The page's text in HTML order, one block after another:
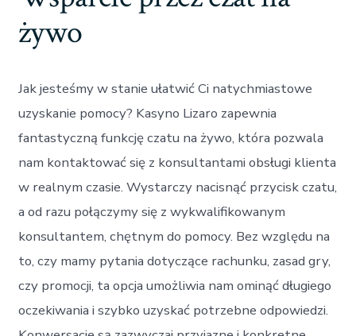
żywo
Jak jesteśmy w stanie ułatwić Ci natychmiastowe
uzyskanie pomocy? Kasyno Lizaro zapewnia
fantastyczną funkcję czatu na żywo, która pozwala
nam kontaktować się z konsultantami obsługi klienta
w realnym czasie. Wystarczy nacisnąć przycisk czatu,
a od razu połączymy się z wykwalifikowanym
konsultantem, chętnym do pomocy. Bez względu na
to, czy mamy pytania dotyczące rachunku, zasad gry,
czy promocji, ta opcja umożliwia nam ominąć długiego
oczekiwania i szybko uzyskać potrzebne odpowiedzi.